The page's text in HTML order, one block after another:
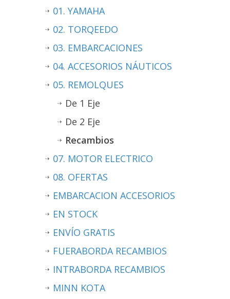
01. YAMAHA
02. TORQEEDO
03. EMBARCACIONES
04. ACCESORIOS NÁUTICOS
05. REMOLQUES
De 1 Eje
De 2 Eje
Recambios
07. MOTOR ELECTRICO
08. OFERTAS
EMBARCACION ACCESORIOS
EN STOCK
ENVÍO GRATIS
FUERABORDA RECAMBIOS
INTRABORDA RECAMBIOS
MINN KOTA